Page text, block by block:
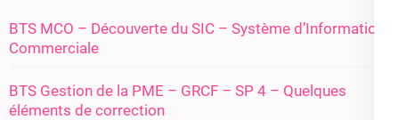
BTS MCO – Découverte du SIC – Système d’Information
Commerciale
BTS Gestion de la PME – GRCF – SP 4 – Quelques
éléments de correction